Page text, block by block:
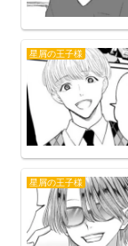
星屑の王子様
星屑の王子様